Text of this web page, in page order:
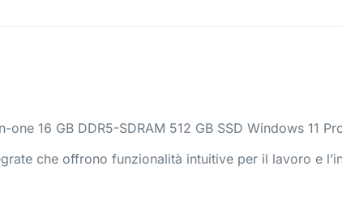
16 GB DDR5-SDRAM 512 GB SSD Windows 11
che offrono funzionalità intuitive per il lavoro e